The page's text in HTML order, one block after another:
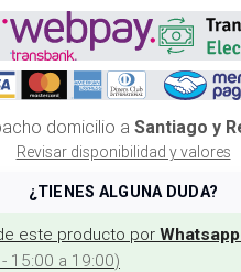
domicilio a Santiago y
Revisar disponibilidad y valores
¿TIENES ALGUNA DUDA?
este producto por Whatsapp
15:00 a 19:00)